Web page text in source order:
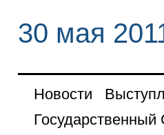
30 мая
Новости
Государственный